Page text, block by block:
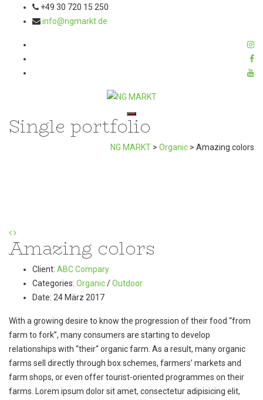
+49 30 720 15 250
info@ngmarkt.de
Toggle navigation
Single portfolio
NG MARKT > Organic > Amazing colors
Amazing colors
Client: ABC Compary
Categories: Organic/Outdoor
Date: 24 März 2017
With a growing desire to know the progression of their food “from
farm to fork”, many consumers are starting to develop
relationships with “their“ organic farm. As a result, many organic
farms sell directly through box schemes, farmers’ markets and
farm shops, or even offer tourist-oriented programmes on their
farms. Lorem ipsum dolor sit amet, consectetur adipisicing elit,